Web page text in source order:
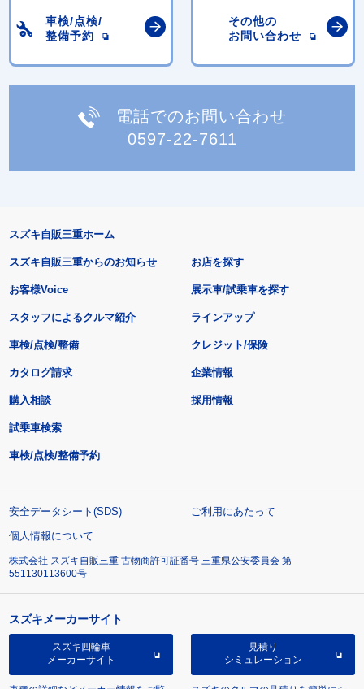
車検/点検/
整備予約
その他の
お問い合わせ
電話でのお問い合わせ
0597-22-7611
スズキ自販三重ホーム
スズキ自販三重からのお知らせ
お客様Voice
スタッフによるクルマ紹介
お店を探す
展示車/試乗車を探す
ラインアップ
車検/点検/整備 クレジット/保険
カタログ請求
購入相談
試乗車検索
車検/点検/整備予約
企業情報
採用情報
安全データシート(SDS)
ご利用にあたって
個人情報について
株式会社 スズキ自販三重 古物商許可証番号 三重県公安委員会 第
551130113600号
スズキメーカーサイト
スズキ四輪車
メーカーサイト
見積り
シミュレーション